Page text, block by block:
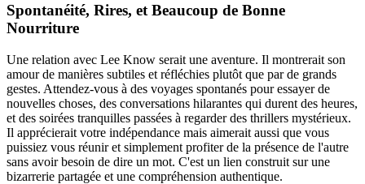
Spontanéité, Rires, et Beaucoup de Bonne
Nourriture
Une relation avec Lee Know serait une aventure. Il montrerait son
amour de manières subtiles et réfléchies plutôt que par de grands
gestes. Attendez-vous à des voyages spontanés pour essayer de
nouvelles choses, des conversations hilarantes qui durent des heures,
et des soirées tranquilles passées à regarder des thrillers mystérieux.
Il apprécierait votre indépendance mais aimerait aussi que vous
puissiez vous réunir et simplement profiter de la présence de l'autre
sans avoir besoin de dire un mot. C'est un lien construit sur une
bizarrerie partagée et une compréhension authentique.